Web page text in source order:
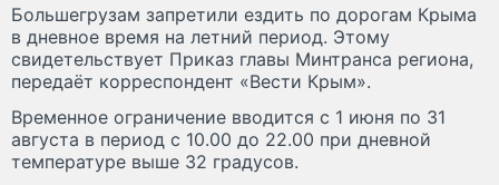
Большегрузам запретили ездить по дорогам Крыма
в дневное время на летний период. Этому
свидетельствует Приказ главы Минтранса региона,
передаёт корреспондент «Вести Крым».
Временное ограничение вводится с 1 июня по 31
августа в период с 10.00 до 22.00 при дневной
температуре выше 32 градусов.